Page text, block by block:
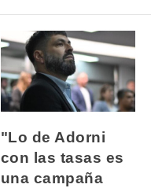
"Lo de Adorni
con las tasas es
una campaña